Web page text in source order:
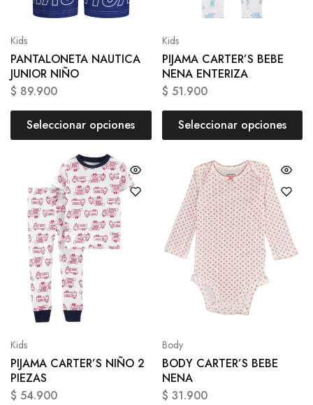
Kids
PANTALONETA NAUTICA
JUNIOR NIÑO
$ 89.900
Seleccionar opciones
Kids
PIJAMA CARTER’S BEBE
NENA ENTERIZA
$ 51.900
Seleccionar opciones
Kids
PIJAMA CARTER’S NIÑO 2
PIEZAS
$ 54.900
Body
BODY CARTER’S BEBE
NENA
$ 31.900